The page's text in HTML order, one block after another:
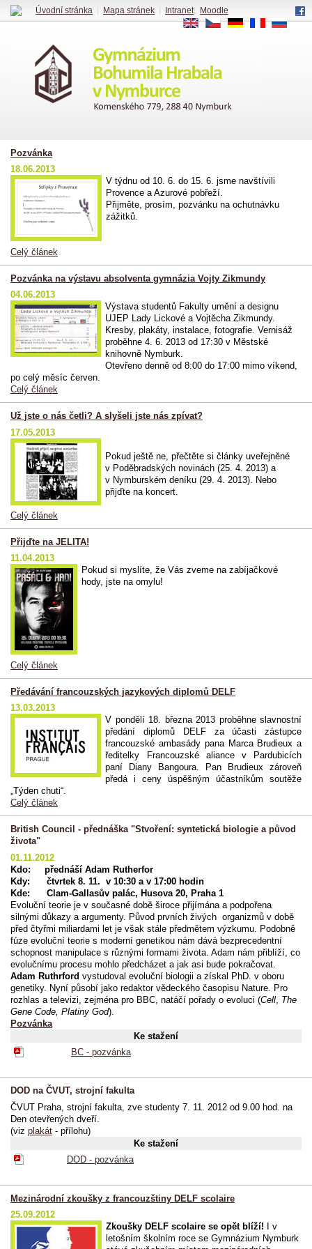
Pozvánka
18.06.2013
V týdnu od 10. 6. do 15. 6. jsme navštívili
Provence a Azurové pobřeží.
Přijměte, prosím, pozvánku na ochutnávku
zážitků.
Celý článek
Pozvánka na výstavu absolventa gymnázia Vojty Zikmundy
04.06.2013
Výstava studentů Fakulty umění a designu
UJEP Lady Lickové a Vojtěcha Zikmundy.
Kresby, plakáty, instalace, fotografie. Vernisáž
proběhne 4. 6. 2013 od 17:30 v Městské
knihovně Nymburk.
Otevřeno denně od 8:00 do 17:00 mimo víkend,
po celý měsíc červen.
Celý článek
Už jste o nás četli? A slyšeli jste nás zpívat?
17.05.2013
Pokud ještě ne, přečtěte si články uveřejněné
v Poděbradských novinách (25. 4. 2013) a
v Nymburském deníku (29. 4. 2013). Nebo
přijďte na koncert.
Celý článek
Přijďte na JELITA!
11.04.2013
Pokud si myslíte, že Vás zveme na zabíjačkové
hody, jste na omylu!
Celý článek
Předávání francouzských jazykových diplomů DELF
13.03.2013
V pondělí 18. března 2013 proběhne slavnostní
předání diplomů DELF za účasti zástupce
francouzské ambasády pana Marca Brudieux a
ředitelky Francouzské aliance v Pardubicích
paní Diany Bangoura. Pan Brudieux zároveň
předá i ceny úspěšným účastníkům soutěže
„Týden chuti“.
Celý článek
British Council - přednáška "Stvoření: syntetická biologie a původ
života"
01.11.2012
Kdo: přednáší Adam Rutherfor
Kdy: čtvrtek 8. 11. v 10:30 a v 17:00 hodin
Kde: Clam-Gallasův palác, Husova 20, Praha 1
Evoluční teorie je v současné době široce přijímána a podpořena
silnými důkazy a argumenty. Původ prvních živých organizmů v době
před čtyřmi miliardami let je však stále předmětem výzkumu. Podobně
fúze evoluční teorie s moderní genetikou nám dává bezprecedentní
schopnost manipulace s různými formami života. Adam nám přiblíží, co
evolučnímu procesu mohlo předcházet a jak asi bude pokračovat.
Adam Ruthrford vystudoval evoluční biologii a získal PhD. v oboru
genetiky. Nyní působí jako redaktor vědeckého časopisu Nature. Pro
rozhlas a televizi, zejména pro BBC, natáčí pořady o evoluci (Cell The
Gene Code, Platiny God).
Pozvánka
Ke stažení
BC - pozvánka
DOD na ČVUT, strojní fakulta
ČVUT Praha, strojní fakulta, zve studenty 7. 11. 2012 od 9.00 hod. na
Den otevřených dveří.
(viz plakát - přílohu)
Ke stažení
DOD - pozvánka
Mezinárodní zkoušky z francouzštiny DELF scolaire
25.09.2012
Zkoušky DELF scolaire se opět blíží!
I v
letošním školním roce se Gymnázium Nymburk
Úvodní stránka Mapa stránek Intranet|
Moodle
EN
CS DE FR RU